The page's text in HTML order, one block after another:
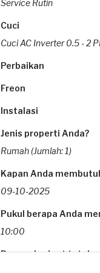
Service Rutin
Cuci
Cuci AC Inverter 0.5 - 2
Perbaikan
Freon
Instalasi
Jenis properti Anda?
Rumah (Jumlah: 1)
Kapan Anda
09-10-2025
Pukul berapa Anda
10:00
Berapa budget total